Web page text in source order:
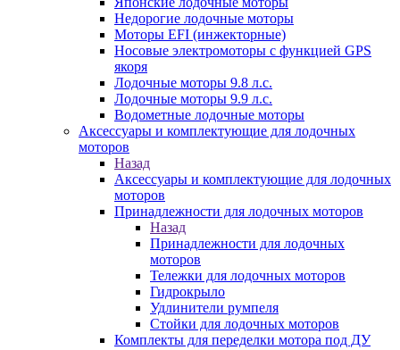
Недорогие лодочные моторы
Моторы EFI (инжекторные)
Носовые электромоторы с функцией GPS
якоря
Лодочные моторы 9.8 л.с.
Лодочные моторы 9.9 л.с.
Водометные лодочные моторы
Аксессуары и комплектующие для лодочных
моторов
Назад
Аксессуары и комплектующие для лодочных
моторов
Принадлежности для лодочных моторов
Назад
Принадлежности для лодочных
моторов
Тележки для лодочных моторов
Гидрокрыло
Удлинители румпеля
Стойки для лодочных моторов
Комплекты для переделки мотора под ДУ